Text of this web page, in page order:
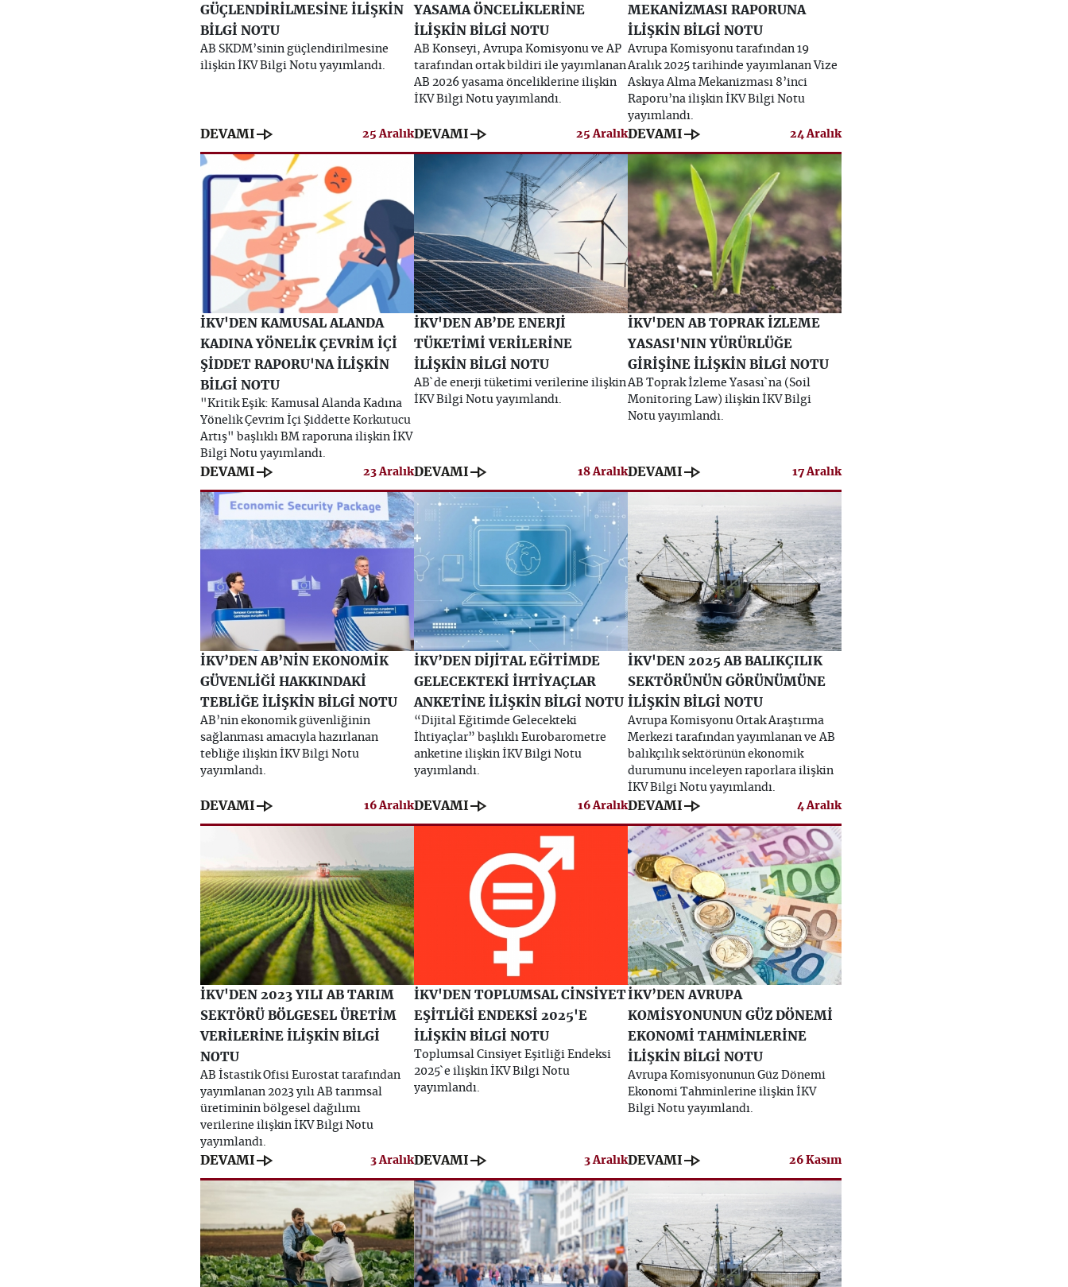
GÜÇLENDİRİLMESİNE İLİŞKİN
BİLGİ NOTU
AB SKDM’sinin güçlendirilmesine
ilişkin İKV Bilgi Notu yayımlandı.
DEVAMI line_end_arrow 25 Aralık
YASAMA ÖNCELİKLERİNE
İLİŞKİN BİLGİ NOTU
AB Konseyi, Avrupa Komisyonu ve AP
tarafından ortak bildiri ile yayımlanan
AB 2026 yasama önceliklerine ilişkin
İKV Bilgi Notu yayımlandı.
DEVAMI line_end_arrow 25 Aralık
MEKANİZMASI RAPORUNA
İLİŞKİN BİLGİ NOTU
Avrupa Komisyonu tarafından 19
Aralık 2025 tarihinde yayımlanan Vize
Askıya Alma Mekanizması 8’inci
Raporu’na ilişkin İKV Bilgi Notu
yayımlandı.
DEVAMI line_end_arrow 24 Aralık
İKV'DEN KAMUSAL ALANDA
KADINA YÖNELİK ÇEVRİM İÇİ
ŞİDDET RAPORU'NA İLİŞKİN
BİLGİ NOTU
"Kritik Eşik: Kamusal Alanda Kadına
Yönelik Çevrim İçi Şiddette Korkutucu
Artış" başlıklı BM raporuna ilişkin İKV
Bilgi Notu yayımlandı.
DEVAMI line_end_arrow 23 Aralık
İKV'DEN AB’DE ENERJİ
TÜKETİMİ VERİLERİNE
İLİŞKİN BİLGİ NOTU
AB`de enerji tüketimi verilerine ilişkin
İKV Bilgi Notu yayımlandı.
DEVAMI line_end_arrow 18 Aralık
İKV'DEN AB TOPRAK İZLEME
YASASI'NIN YÜRÜRLÜĞE
GİRİŞİNE İLİŞKİN BİLGİ NOTU
AB Toprak İzleme Yasası`na (Soil
Monitoring Law) ilişkin İKV Bilgi
Notu yayımlandı.
DEVAMI line_end_arrow 17 Aralık
İKV’DEN AB’NİN EKONOMİK
GÜVENLİĞİ HAKKINDAKİ
TEBLİĞE İLİŞKİN BİLGİ NOTU
AB’nin ekonomik güvenliğinin
sağlanması amacıyla hazırlanan
tebliğe ilişkin İKV Bilgi Notu
yayımlandı.
DEVAMI line_end_arrow 16 Aralık
İKV’DEN DİJİTAL EĞİTİMDE
GELECEKTEKİ İHTİYAÇLAR
ANKETİNE İLİŞKİN BİLGİ NOTU
“Dijital Eğitimde Gelecekteki
İhtiyaçlar” başlıklı Eurobarometre
anketine ilişkin İKV Bilgi Notu
yayımlandı.
DEVAMI line_end_arrow 16 Aralık
İKV'DEN 2025 AB BALIKÇILIK
SEKTÖRÜNÜN GÖRÜNÜMÜNE
İLİŞKİN BİLGİ NOTU
Avrupa Komisyonu Ortak Araştırma
Merkezi tarafından yayımlanan ve AB
balıkçılık sektörünün ekonomik
durumunu inceleyen raporlara ilişkin
İKV Bilgi Notu yayımlandı.
DEVAMI line_end_arrow 4 Aralık
İKV'DEN 2023 YILI AB TARIM
SEKTÖRÜ BÖLGESEL ÜRETİM
VERİLERİNE İLİŞKİN BİLGİ
NOTU
AB İstastik Ofisi Eurostat tarafından
yayımlanan 2023 yılı AB tarımsal
üretiminin bölgesel dağılımı
verilerine ilişkin İKV Bilgi Notu
yayımlandı.
DEVAMI line_end_arrow 3 Aralık
İKV'DEN TOPLUMSAL CİNSİYET
EŞİTLİĞİ ENDEKSİ 2025'E
İLİŞKİN BİLGİ NOTU
Toplumsal Cinsiyet Eşitliği Endeksi
2025`e ilişkin İKV Bilgi Notu
yayımlandı.
DEVAMI line_end_arrow 3 Aralık
İKV’DEN AVRUPA
KOMİSYONUNUN GÜZ DÖNEMİ
EKONOMİ TAHMİNLERİNE
İLİŞKİN BİLGİ NOTU
Avrupa Komisyonunun Güz Dönemi
Ekonomi Tahminlerine ilişkin İKV
Bilgi Notu yayımlandı.
DEVAMI line_end_arrow 26 Kasım